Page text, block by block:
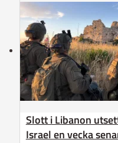
Slott i Libanon
Israel en vecka